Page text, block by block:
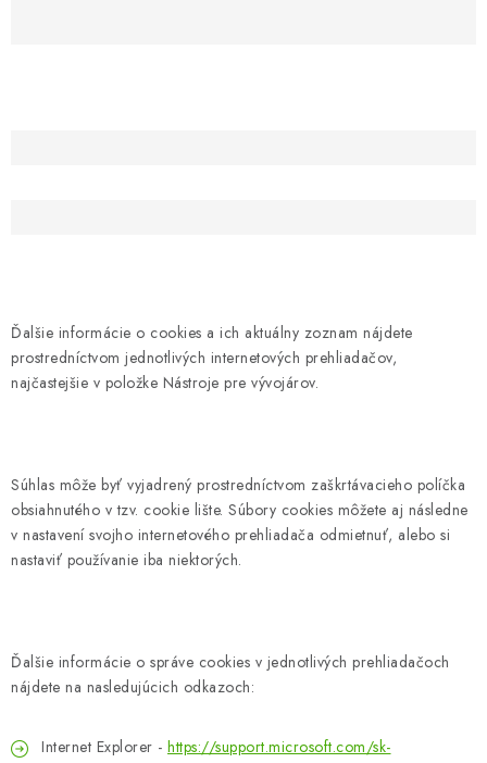
Ďalšie informácie o cookies a ich aktuálny zoznam nájdete
prostredníctvom jednotlivých internetových prehliadačov,
najčastejšie v položke Nástroje pre vývojárov.
Súhlas môže byť vyjadrený prostredníctvom zaškrtávacieho políčka
obsiahnutého v tzv. cookie lište. Súbory cookies môžete aj následne
v nastavení svojho internetového prehliadača odmietnuť, alebo si
nastaviť používanie iba niektorých.
Ďalšie informácie o správe cookies v jednotlivých prehliadačoch
nájdete na nasledujúcich odkazoch:
Internet Explorer - https://support.microsoft.com/sk-